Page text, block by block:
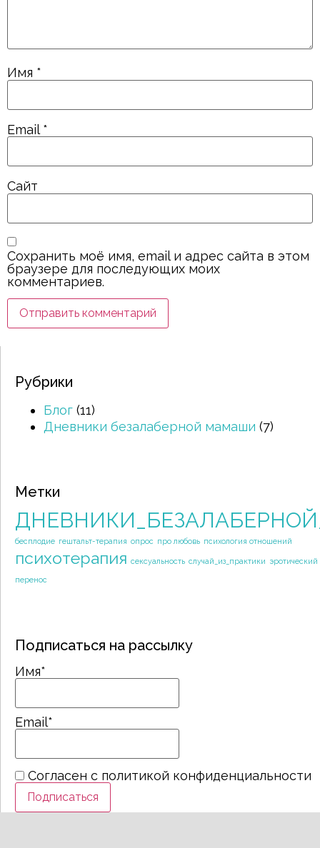
Имя *
Email *
Сайт
Сохранить моё имя, email и адрес сайта в этом
браузере для последующих моих
комментариев.
Рубрики
Блог (11)
Дневники безалаберной мамаши (7)
Метки
бесплодие гештальт-терапия опрос про любовь психология отношений
психотерапия сексуальность случай_из_практики эротический
перенос
Подписаться на рассылку
Имя*
Email*
Согласен с политикой конфиденциальности